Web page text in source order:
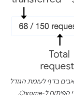
לעומת הגודל